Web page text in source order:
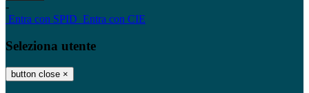
-
Entra con SPID Entra con CIE
Seleziona utente
button close ×